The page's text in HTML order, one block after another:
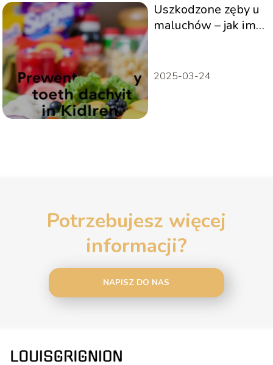
Uszkodzone zęby u
maluchów – jak im
2025-03-24
Potrzebujesz więcej
informacji?
NAPISZ DO NAS